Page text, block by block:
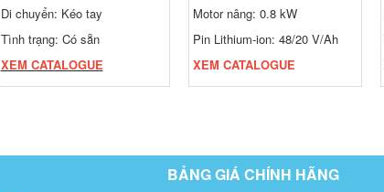
Di chuyển: Kéo tay
Tình trạng: Có sẵn
XEM CATALOGUE
Motor nâng: 0.8 kW
Pin Lithium-ion: 48/20 V/Ah
XEM CATALOGUE
BẢNG GIÁ CHÍNH HÃNG